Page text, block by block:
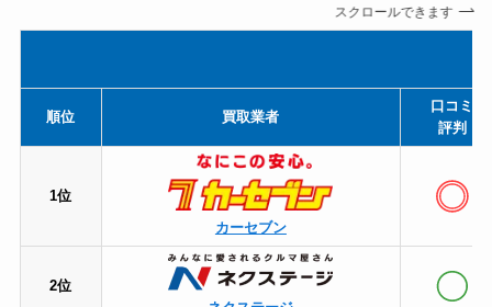
スクロールできます
順位 買取業者
口コミ
評判
1位
カーセブン
2位